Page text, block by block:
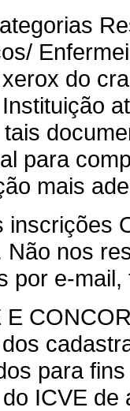
do
para
mais
inscrições
nos
por e-
E
para
ICVE de